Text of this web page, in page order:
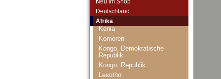
Deutschland
Afrika
Kap Verden
Katanga
Kenia
Komoren
Kongo, Demokratische
Republik
Kongo, Republik
Lesotho